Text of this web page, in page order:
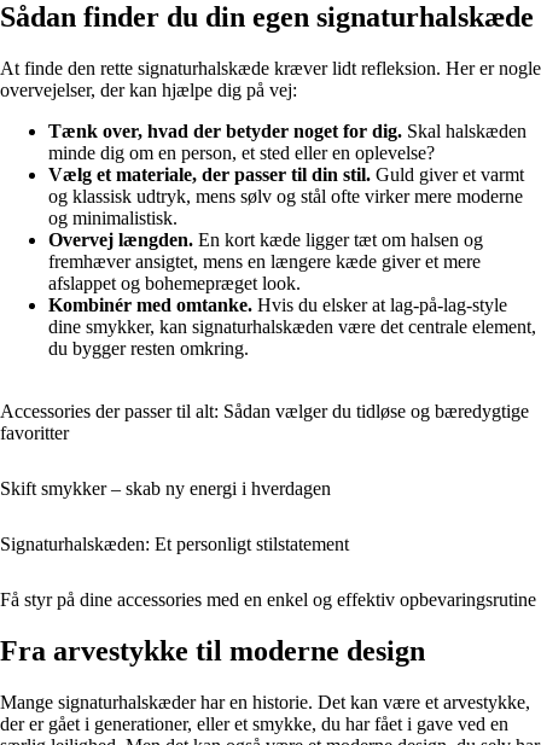
Sådan finder du din egen signaturhalskæde
At finde den rette signaturhalskæde kræver lidt refleksion. Her er nogle
overvejelser, der kan hjælpe dig på vej:
Tænk over, hvad der betyder noget for dig. Skal halskæden
minde dig om en person, et sted eller en oplevelse?
Vælg et materiale, der passer til din stil. Guld giver et varmt
og klassisk udtryk, mens sølv og stål ofte virker mere moderne
og minimalistisk.
Overvej længden. En kort kæde ligger tæt om halsen og
fremhæver ansigtet, mens en længere kæde giver et mere
afslappet og bohemepræget look.
Kombinér med omtanke. Hvis du elsker at lag-på-lag-style
dine smykker, kan signaturhalskæden være det centrale element,
du bygger resten omkring.
Accessories der passer til alt: Sådan vælger du tidløse og bæredygtige
favoritter
Skift smykker – skab ny energi i hverdagen
Signaturhalskæden: Et personligt stilstatement
Få styr på dine accessories med en enkel og effektiv opbevaringsrutine
Fra arvestykke til moderne design
Mange signaturhalskæder har en historie. Det kan være et arvestykke,
der er gået i generationer, eller et smykke, du har fået i gave ved en